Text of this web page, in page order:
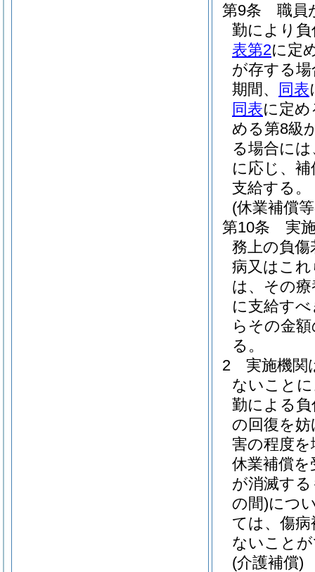
第9条
職員
勤により
表第2に定
が存する
期間、
同表
同表に定
める第8級
る場合に
に応じ、
支給する。
(休業補償
第10条
実
務上の負
病又はこ
は、その
に支給す
らその金
る。
2
実施機関
ないこと
勤による
の回復を
害の程度
休業補償
が消滅す
の間)につ
ては、傷
ないこと
(介護補償)